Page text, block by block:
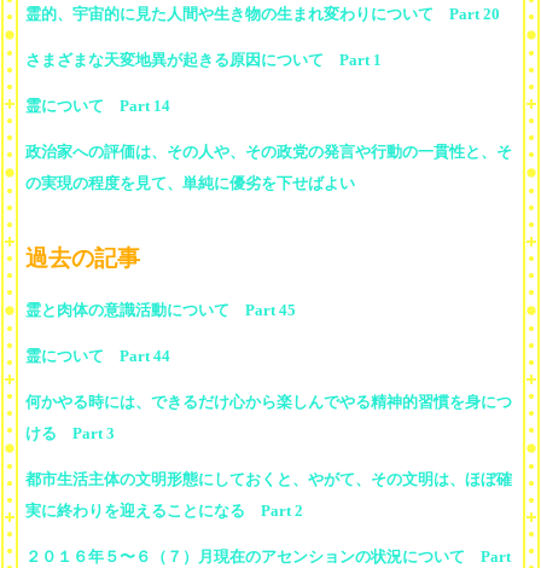
霊的、宇宙的に見た人間や生き物の生まれ変わりについて Part 20
さまざまな天変地異が起きる原因について Part 1
霊について Part 14
政治家への評価は、その人や、その政党の発言や行動の一貫性と、そ
の実現の程度を見て、単純に優劣を下せばよい
過去の記事
霊と肉体の意識活動について Part 45
霊について Part 44
何かやる時には、できるだけ心から楽しんでやる精神的習慣を身につ
ける Part 3
都市生活主体の文明形態にしておくと、やがて、その文明は、ほぼ確
実に終わりを迎えることになる Part 2
２０１６年５〜６（７）月現在のアセンションの状況について Part